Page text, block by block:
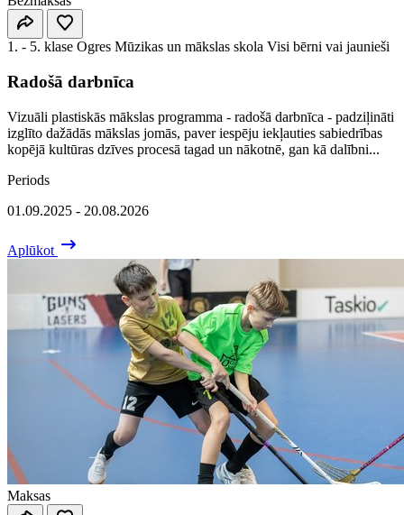
1. - 5. klase Ogres Mūzikas un mākslas skola Visi bērni vai jaunieši
Radošā darbnīca
Vizuāli plastiskās mākslas programma - radošā darbnīca - padziļināti
izglīto dažādās mākslas jomās, paver iespēju iekļauties sabiedrības
kopējā kultūras dzīves procesā tagad un nākotnē, gan kā dalībni...
Periods
01.09.2025 - 20.08.2026
Aplūkot
Maksas